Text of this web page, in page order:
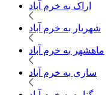
اراک به خرم آباد
شهریار به خرم آباد
ماهشهر به خرم آباد
ساری به خرم آباد